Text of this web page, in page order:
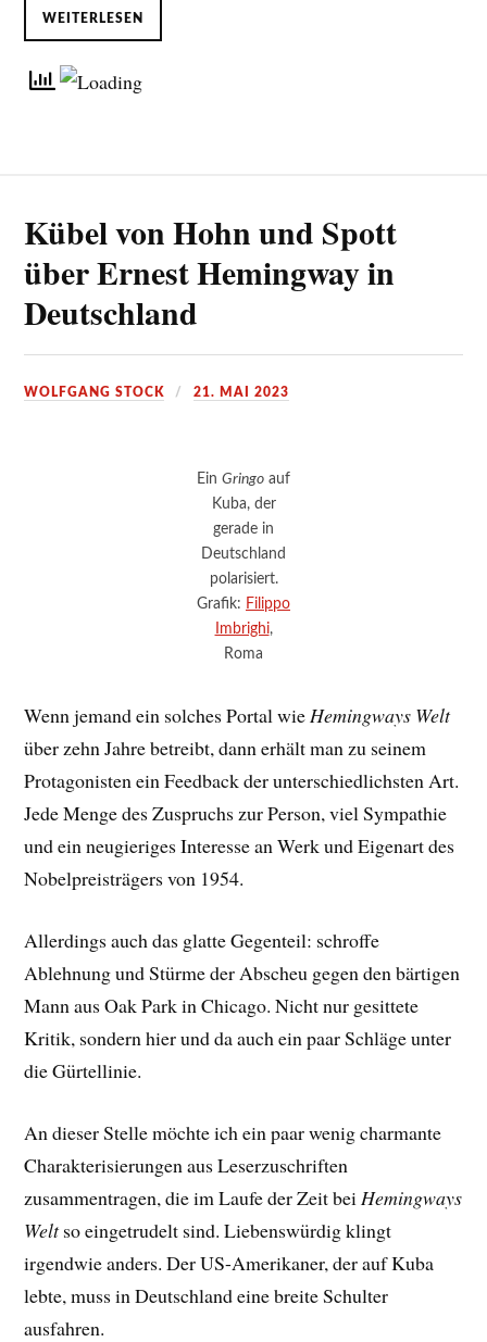
WEITERLESEN
Kübel von Hohn und Spott
über Ernest Hemingway in
Deutschland
WOLFGANG STOCK 21. MAI 2023
Ein Gringo auf
Kuba, der
gerade in
Deutschland
polarisiert.
Grafik: Filippo
Imbrighi,
Roma
Wenn jemand ein solches Portal wieHemingways Welt
über zehn Jahre betreibt, dann erhält man zu seinem
Protagonisten ein Feedback der unterschiedlichsten Art.
Jede Menge des Zuspruchs zur Person, viel Sympathie
und ein neugieriges Interesse an Werk und Eigenart des
Nobelpreisträgers von 1954.
Allerdings auch das glatte Gegenteil: schroffe
Ablehnung und Stürme der Abscheu gegen den bärtigen
Mann aus Oak Park in Chicago. Nicht nur gesittete
Kritik, sondern hier und da auch ein paar Schläge unter
die Gürtellinie.
An dieser Stelle möchte ich ein paar wenig charmante
Charakterisierungen aus Leserzuschriften
zusammentragen, die im Laufe der Zeit beiHemingways
Weltso eingetrudelt sind. Liebenswürdig klingt
irgendwie anders. Der US-Amerikaner, der auf Kuba
lebte, muss in Deutschland eine breite Schulter
ausfahren.